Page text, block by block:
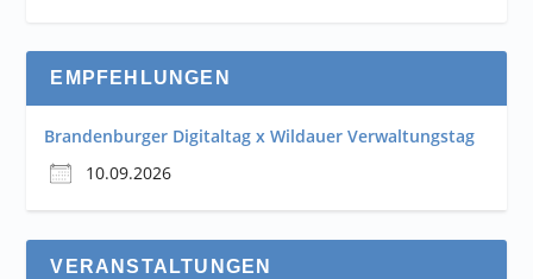
EMPFEHLUNGEN
Brandenburger Digitaltag x Wildauer Verwaltungstag
10.09.2026
VERANSTALTUNGEN